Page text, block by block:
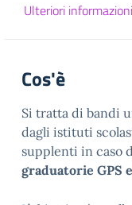
Ulteriori informazioni
Cos'è
Si tratta di bandi
dagli istituti
supplenti in caso
graduatorie GPS